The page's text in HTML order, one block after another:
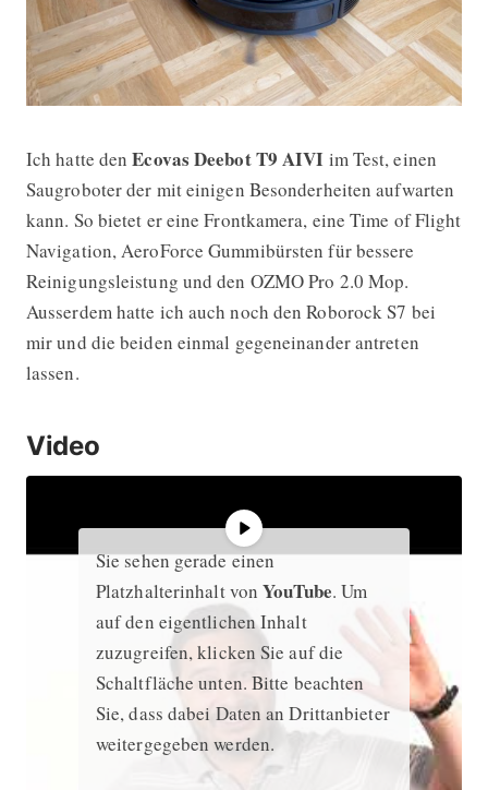
Ecovacs Deebot T9 AIVI im Test
Ich hatte denEcovas Deebot T9 AIVI im Test, einen
Saugroboter der mit einigen Besonderheiten aufwarten
kann. So bietet er eine Frontkamera, eine Time of Flight
Navigation, AeroForce Gummibürsten für bessere
Reinigungsleistung und den OZMO Pro 2.0 Mop.
Ausserdem hatte ich auch noch den Roborock S7 bei
mir und die beiden einmal gegeneinander antreten
lassen.
Video
Sie sehen gerade einen
Platzhalterinhalt vonYouTube. Um
auf den eigentlichen Inhalt
zuzugreifen, klicken Sie auf die
Schaltfläche unten. Bitte beachten
Sie, dass dabei Daten an Drittanbieter
weitergegeben werden.